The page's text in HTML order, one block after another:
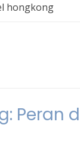
hongkong
Peran